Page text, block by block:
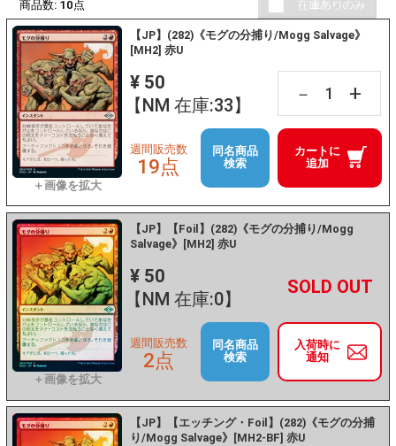
商品数: 10 点
【JP】(282)《モグの分捕り/Mogg Salvage》
[MH2] 赤U
¥ 50
【NM 在庫:33】
－ +
カートに
追加
週間販売数
19点
同名商品
検索
【JP】【Foil】(282)《モグの分捕り/Mogg
Salvage》[MH2] 赤U
¥ 50
【NM 在庫:0】
－ +
入荷時に
通知
週間販売数
2点
同名商品
検索
【JP】【エッチング・Foil】(282)《モグの分捕
り/Mogg Salvage》[MH2-BF] 赤U